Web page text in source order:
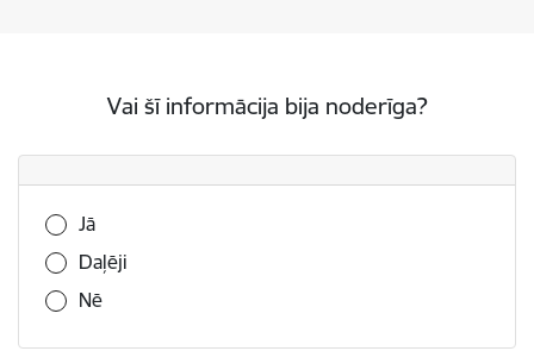
Vai šī informācija bija noderīga?
Vai šī informācija bija noderīga?
Jā
Daļēji
Nē